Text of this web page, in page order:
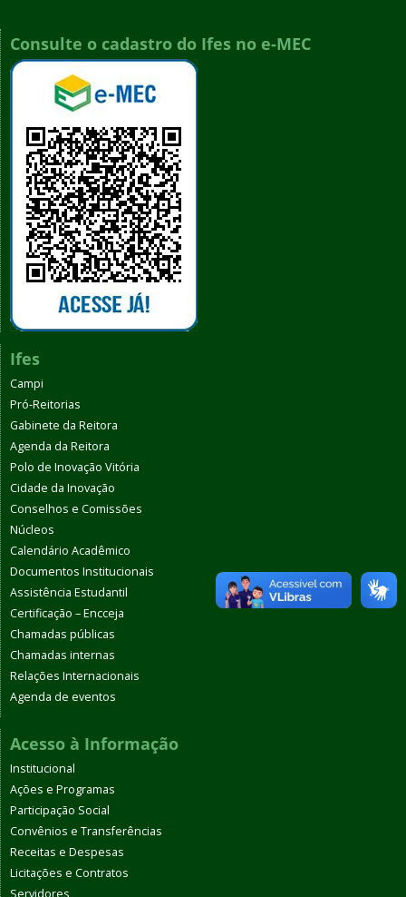
Consulte o cadastro do Ifes no e-MEC
Ifes
Campi
Pró-Reitorias
Gabinete da Reitora
Agenda da Reitora
Polo de Inovação Vitória
Cidade da Inovação
Conselhos e Comissões
Núcleos
Calendário Acadêmico
Documentos Institucionais
Assistência Estudantil
Certificação – Encceja
Chamadas públicas
Chamadas internas
Relações Internacionais
Agenda de eventos
Acesso à Informação
Institucional
Ações e Programas
Participação Social
Convênios e Transferências
Receitas e Despesas
Licitações e Contratos